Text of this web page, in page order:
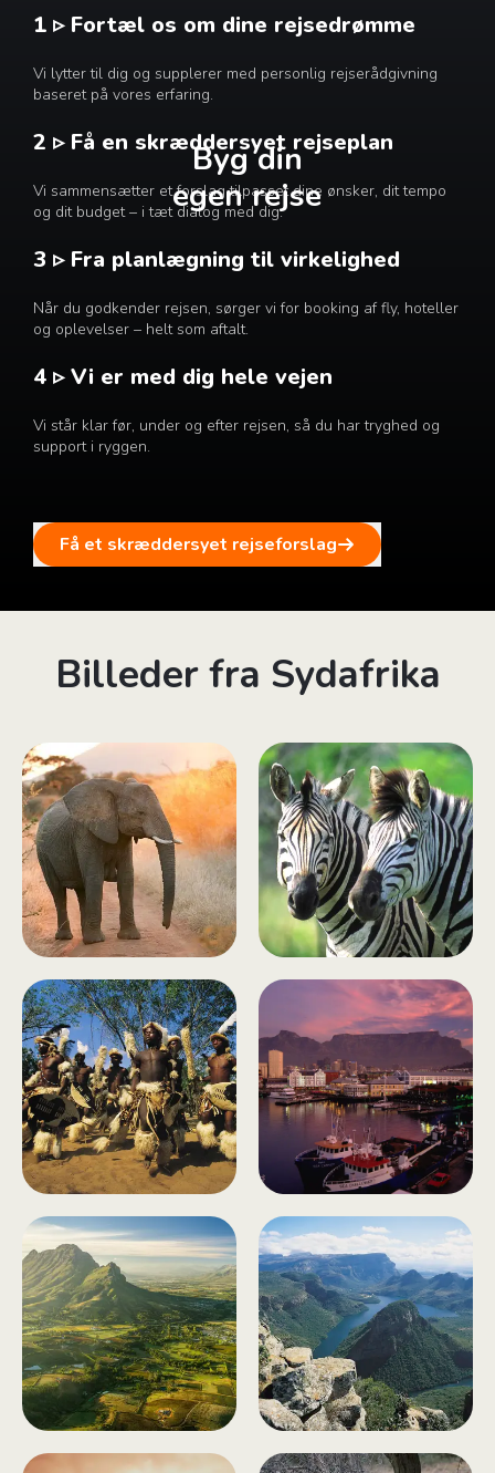
Byg din
egen rejse
1 ▹ Fortæl os om dine rejsedrømme
Vi lytter til dig og supplerer med personlig rejserådgivning
baseret på vores erfaring.
2 ▹ Få en skræddersyet rejseplan
Vi sammensætter et forslag tilpasset dine ønsker, dit tempo
og dit budget – i tæt dialog med dig.
3 ▹ Fra planlægning til virkelighed
Når du godkender rejsen, sørger vi for booking af fly, hoteller
og oplevelser – helt som aftalt.
4 ▹ Vi er med dig hele vejen
Vi står klar før, under og efter rejsen, så du har tryghed og
support i ryggen.
Få et skræddersyet rejseforslag
Billeder fra Sydafrika